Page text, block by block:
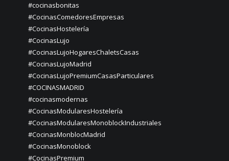
#cocinasbonitas
#CocinasComedoresEmpresas
#CocinasHostelería
#CocinasLujo
#CocinasLujoHogaresChaletsCasas
#CocinasLujoMadrid
#CocinasLujoPremiumCasasParticulares
#COCINASMADRID
#cocinasmodernas
#CocinasModularesHostelería
#CocinasModularesMonoblockIndustriales
#CocinasMonblocMadrid
#CocinasMonoblock
#CocinasPremium